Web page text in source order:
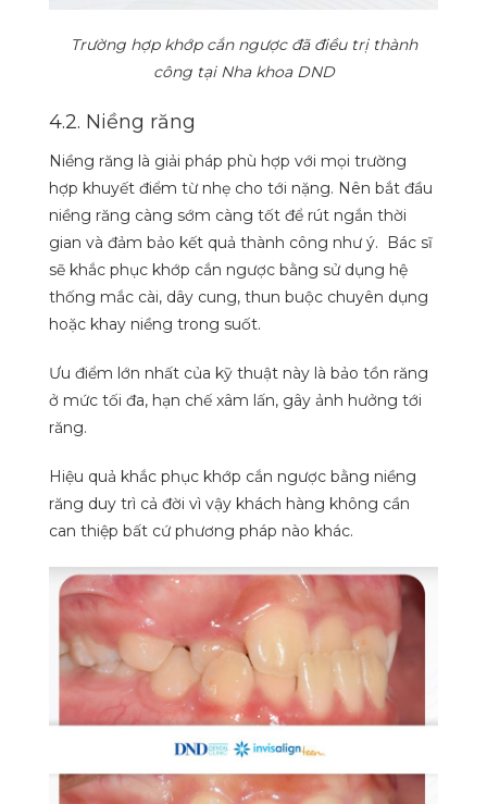
Trường hợp khớp cắn ngược đã điều trị thành
công tại Nha khoa DND
4.2. Niềng răng
Niềng răng là giải pháp phù hợp với mọi trường
hợp khuyết điểm từ nhẹ cho tới nặng. Nên bắt đầu
niềng răng càng sớm càng tốt để rút ngắn thời
gian và đảm bảo kết quả thành công như ý. Bác sĩ
sẽ khắc phục khớp cắn ngược bằng sử dụng hệ
thống mắc cài, dây cung, thun buộc chuyên dụng
hoặc khay niềng trong suốt.
Ưu điểm lớn nhất của kỹ thuật này là bảo tồn răng
ở mức tối đa, hạn chế xâm lấn, gây ảnh hưởng tới
răng.
Hiệu quả khắc phục khớp cắn ngược bằng niềng
răng duy trì cả đời vì vậy khách hàng không cần
can thiệp bất cứ phương pháp nào khác.